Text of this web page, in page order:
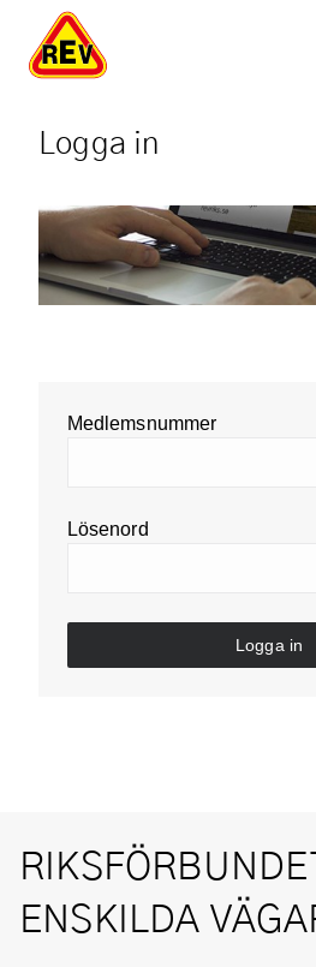
Logga in
Medlemsnummer
Lösenord
Logga in
ENSKILDA